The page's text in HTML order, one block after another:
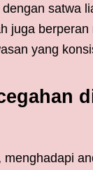
satwa
juga berperan
yang
menghadapi